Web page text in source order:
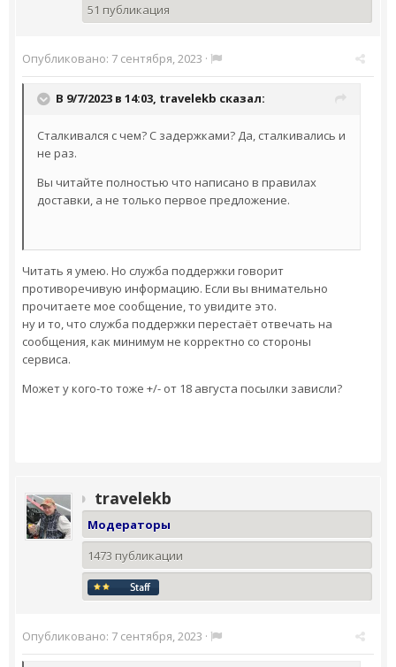
51 публикация
Опубликовано: 7 сентября, 2023 ·
В 9/7/2023 в 14:03, travelekb сказал:
Сталкивался с чем? С задержками? Да, сталкивались и
не раз.
Вы читайте полностью что написано в правилах
доставки, а не только первое предложение.
Читать я умею. Но служба поддержки говорит
противоречивую информацию. Если вы внимательно
прочитаете мое сообщение, то увидите это.
ну и то, что служба поддержки перестаёт отвечать на
сообщения, как минимум не корректно со стороны
сервиса.
Может у кого-то тоже +/- от 18 августа посылки зависли?
travelekb
Модераторы
1473 публикации
Опубликовано: 7 сентября, 2023 ·